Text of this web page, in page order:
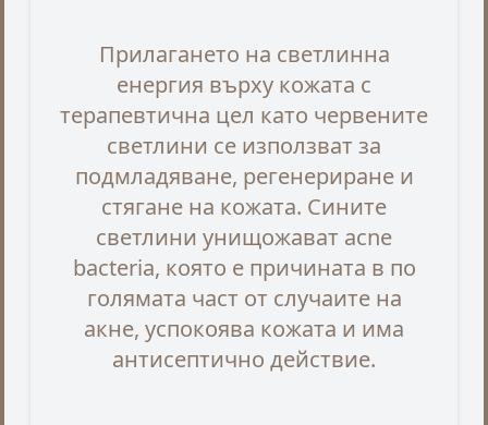
Прилагането на светлинна
енергия върху кожата с
терапевтична цел като червените
светлини се използват за
подмладяване, регенериране и
стягане на кожата. Сините
светлини унищожават acne
bacteria, която е причината в по
голямата част от случаите на
акне, успокоява кожата и има
антисептично действие.